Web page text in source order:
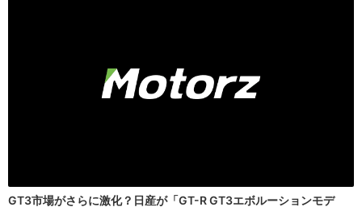
GT3市場がさらに激化？日産が「GT-R GT3エボルーションモデ